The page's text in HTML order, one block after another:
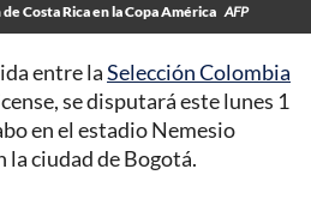
Costa Rica en la Copa América AFP
entre laSelección Colombia
se disputará este lunes 1
en el estadio Nemesio
la ciudad de Bogotá.